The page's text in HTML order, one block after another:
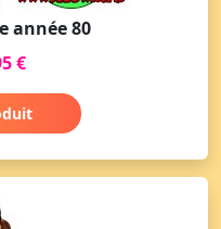
année 80
€